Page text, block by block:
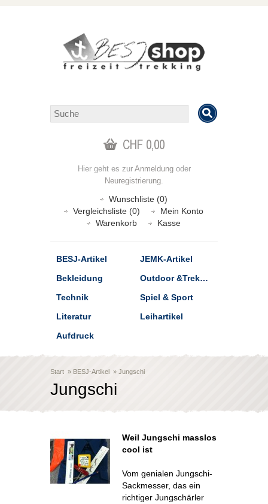
CHF 0,00
Hier geht es zur Anmeldungoder
Neuregistrierung.
Wunschliste (0)
Vergleichsliste (0)
Mein Konto
Warenkorb
Kasse
BESJ-Artikel
JEMK-Artikel
Bekleidung
Outdoor &Trekking
Technik
Spiel & Sport
Literatur
Leihartikel
Aufdruck
Start » BESJ-Artikel » Jungschi
Jungschi
Weil Jungschi masslos
cool ist
Vom genialen Jungschi-
Sackmesser, das ein
richtiger Jungschärler